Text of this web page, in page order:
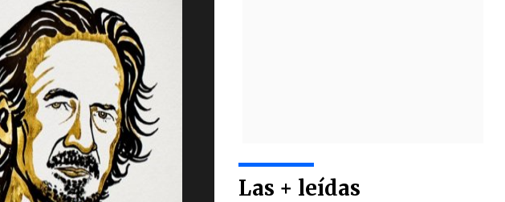
Las + leídas